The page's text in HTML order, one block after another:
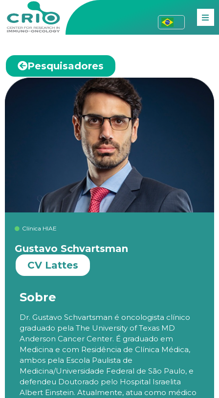
Pesquisadores
Clínica HIAE
Gustavo Schvartsman
CV Lattes
Sobre
Dr. Gustavo Schvartsman é oncologista clínico
graduado pela The University of Texas MD
Anderson Cancer Center. É graduado em
Medicina e com Residência de Clínica Médica,
ambos pela Escola Paulista de
Medicina/Universidade Federal de São Paulo, e
defendeu Doutorado pelo Hospital Israelita
Albert Einstein. Atualmente, atua como médico